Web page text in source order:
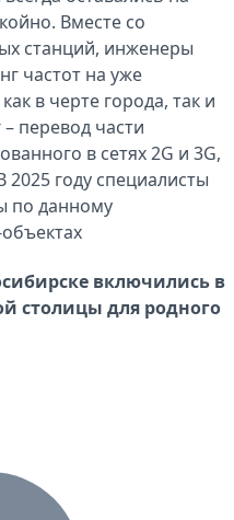
Вместе со
станций, инженеры
частот на уже
в черте города, так и
перевод части
в сетях 2G и 3G,
году специалисты
по данному
включились в
столицы для родного